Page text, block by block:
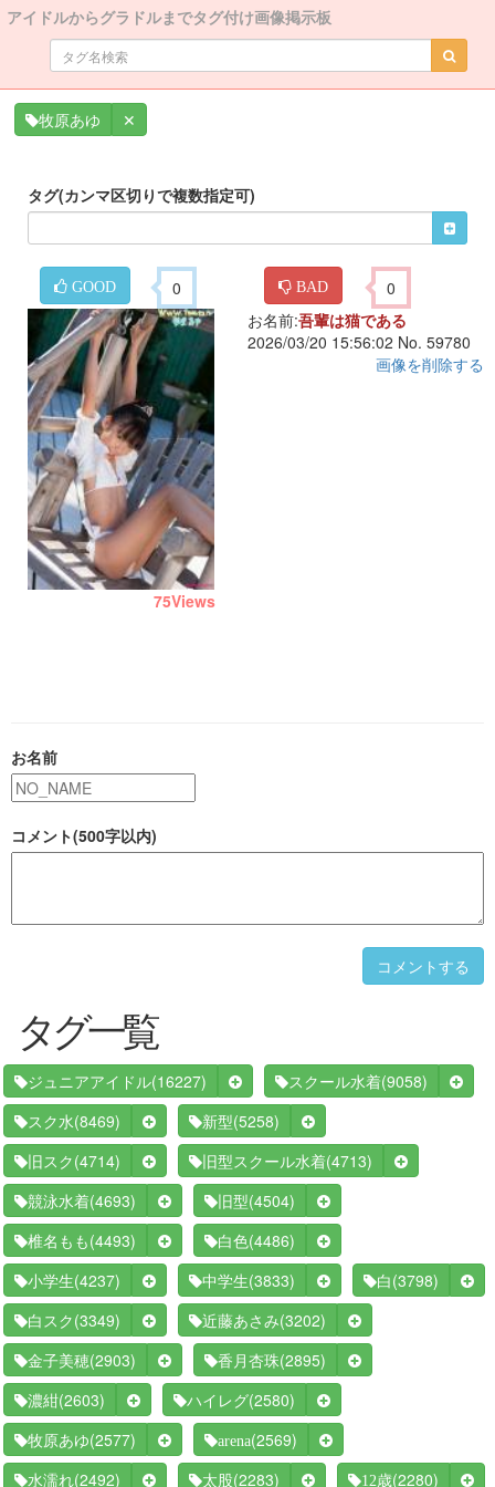
アイドルからグラドルまでタグ付け画像掲示板
牧原あゆ ✕
タグ(カンマ区切りで複数指定可)
GOOD 0 BAD 0
75Views
お名前:吾輩は猫である
2026/03/20 15:56:02 No. 59780
画像を削除する
お名前
コメント(500字以内)
コメントする
タグ一覧
ジュニアアイドル(16227) スクール水着(9058)
スク水(8469) 新型(5258)
旧スク (4714) 旧型スクール水着(4713)
競泳水着(4693) 旧型(4504)
椎名もも (4493) 白色(4486)
小学生(4237) 中学生(3833) 白 (3798)
白スク (3349) 近藤あさみ(3202)
金子美穂(2903) 香月杏珠(2895)
濃紺(2603) ハイレグ(2580)
牧原あゆ(2577) arena(2569)
水濡れ(2492) 太股(2283) 12歳(2280)